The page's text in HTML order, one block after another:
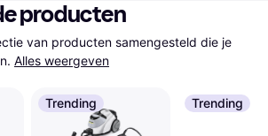
producten
van producten samengesteld die je
Alles weergeven
Trending Trending